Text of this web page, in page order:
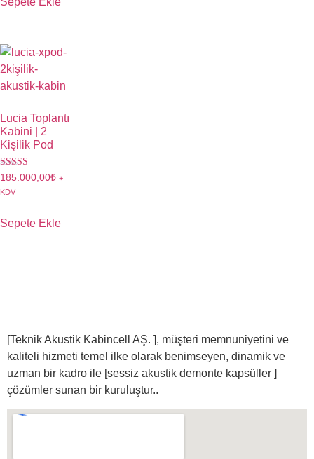
Lucia Toplantı
Kabini | 2
Kişilik Pod
5 üzerinden
oy aldı
185.000,00₺ +
KDV
Sepete Ekle
[Teknik Akustik Kabincell AŞ. ], müşteri memnuniyetini ve
kaliteli hizmeti temel ilke olarak benimseyen, dinamik ve
uzman bir kadro ile [sessiz akustik demonte kapsüller ]
çözümler sunan bir kuruluştur..